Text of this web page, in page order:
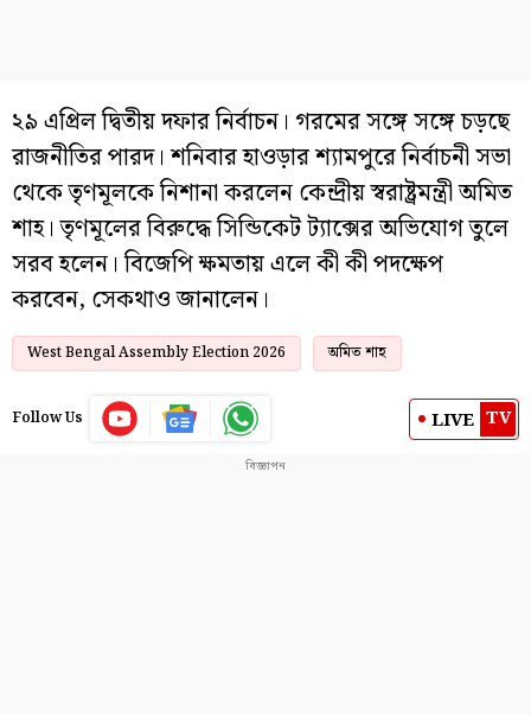
২৯ এপ্রিল দ্বিতীয় দফার নির্বাচন। গরমের সঙ্গে সঙ্গে চড়ছে
রাজনীতির পারদ। শনিবার হাওড়ার শ্যামপুরে নির্বাচনী সভা
থেকে তৃণমূলকে নিশানা করলেন কেন্দ্রীয় স্বরাষ্ট্রমন্ত্রী অমিত
শাহ। তৃণমূলের বিরুদ্ধে সিন্ডিকেট ট্যাক্সের অভিযোগ তুলে
সরব হলেন। বিজেপি ক্ষমতায় এলে কী কী পদক্ষেপ
করবেন, সেকথাও জানালেন।
West Bengal Assembly Election 2026 অমিত শাহ
Follow Us LIVE TV